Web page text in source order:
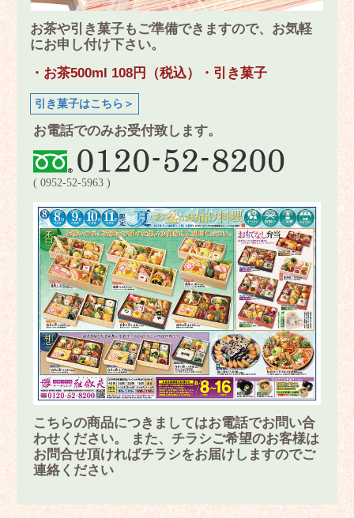
お茶や引き菓子もご準備できますので、お気軽
にお申し付け下さい。
・お茶500ml 108円（税込）・引き菓子
引き菓子はこちら＞
お電話でのみお受付致します。
( 0952-52-5963 )
こちらの商品につきましてはお電話でお問い合
わせください。 また、チラシご希望のお客様は
お問合せ頂ければチラシをお届けしますのでご
連絡ください